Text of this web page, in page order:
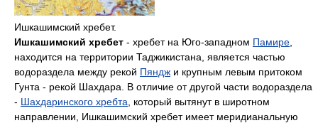
Ишкашимский хребет.
Ишкашимский хребет - хребет на Юго-западном Памире
находится на территории Таджикистана, является частью
водораздела между рекой Пяндж и крупным левым притоком
Гунта - рекой Шахдара. В отличие от другой части водораздела
- Шахдаринского хребта , который вытянут в широтном
направлении, Ишкашимский хребет имеет меридианальную